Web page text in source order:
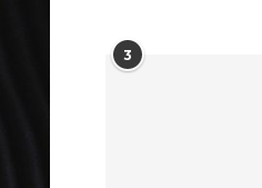
3